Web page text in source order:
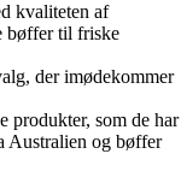
kvaliteten af
bøffer til friske
der imødekommer
produkter, som de har
Australien og bøffer